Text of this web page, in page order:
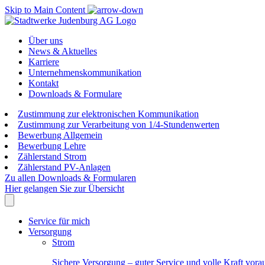
Skip to Main Content
Über uns
News & Aktuelles
Karriere
Unternehmenskommunikation
Kontakt
Downloads & Formulare
Zustimmung zur elektronischen Kommunikation
Zustimmung zur Verarbeitung von 1/4-Stundenwerten
Bewerbung Allgemein
Bewerbung Lehre
Zählerstand Strom
Zählerstand PV-Anlagen
Zu allen Downloads & Formularen
Hier gelangen Sie zur Übersicht
Service für mich
Versorgung
Strom
Sichere Versorgung – guter Service und volle Kraft